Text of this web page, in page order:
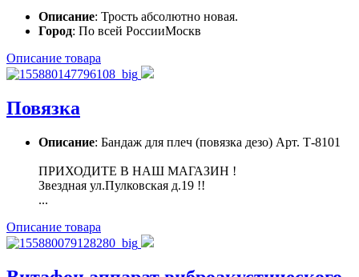
Описание: Трость абсолютно новая.
Город: По всей РоссииМоскв
Описание товара
Повязка
Описание: Бандаж для плеч (повязка дезо) Арт. Т-8101
ПРИХОДИТЕ В НАШ МАГАЗИН !
Звездная ул.Пулковская д.19 !!
...
Описание товара